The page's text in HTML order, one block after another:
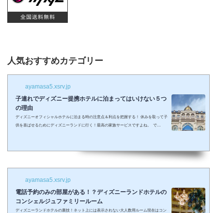
人気おすすめカテゴリー
ayamasa5.xsrv.jp
子連れでディズニー提携ホテルに泊まってはいけない５つ
の理由
ディズニーオフィシャルホテルに泊まる時の注意点＆利点を把握する！ 休みを取って子
供を喜ばせるためにディズニーランドに行く！最高の家族サービスですよね。 で
ラした夢の国を可愛い我が子に見せたかったのに・・・。 そんな時、「ディズニーラ...
ayamasa5.xsrv.jp
電話予約のみの部屋がある！？ディズニーランドホテルの
コンシェルジュファミリールーム
ディズニーランドホテルの裏技！ネット上には表示されない大人数用ルーム現在はコン